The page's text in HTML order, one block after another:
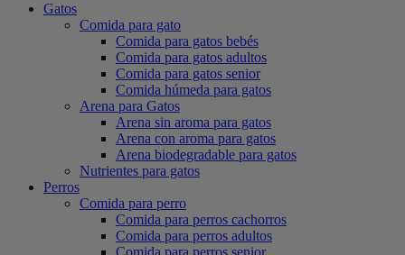
Gatos
Comida para gato
Comida para gatos bebés
Comida para gatos adultos
Comida para gatos senior
Comida húmeda para gatos
Arena para Gatos
Arena sin aroma para gatos
Arena con aroma para gatos
Arena biodegradable para gatos
Nutrientes para gatos
Perros
Comida para perro
Comida para perros cachorros
Comida para perros adultos